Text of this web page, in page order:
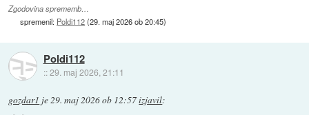
Zgodovina sprememb…
spremenil: Poldi112(29. maj 2026 ob 20:45)
Poldi112
::29. maj 2026, 21:11
gozdar1 je29. maj 2026 ob 12:57izjavil: